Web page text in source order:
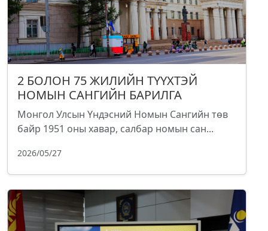
2 БОЛОН 75 ЖИЛИЙН ТҮҮХТЭЙ
НОМЫН САНГИЙН БАРИЛГА
Монгол Улсын Үндэсний Номын Сангийн төв
байр 1951 оны хавар, салбар номын сан...
2026/05/27